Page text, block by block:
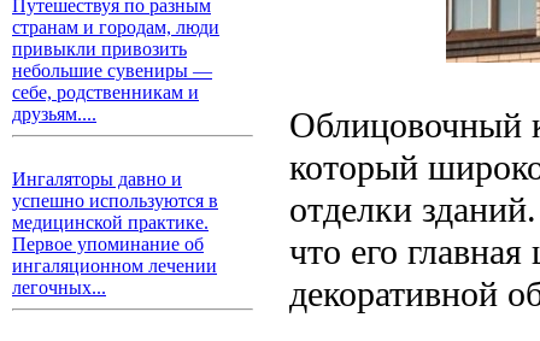
Путешествуя по разным
странам и городам, люди
привыкли привозить
небольшие сувениры —
себе, родственникам и
друзьям....
Ингаляторы давно и
успешно используются в
медицинской практике.
Первое упоминание об
ингаляционном лечении
легочных...
Облицовочный
который
отделки
что его
декоративной